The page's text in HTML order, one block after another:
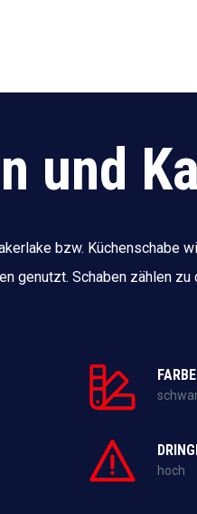
und
bzw. Küchenschabe
genutzt. Schaben zählen zu
FARBE
hoch